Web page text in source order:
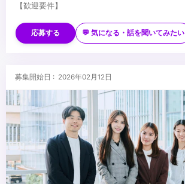
【歓迎要件】
・各種映像機材の使用経験
・PremirePro / After Effectsの使用経験
・投資に興味がある方
応募する 💬 気になる・話を聞いてみたい
募集開始日 : 2026年02月12日